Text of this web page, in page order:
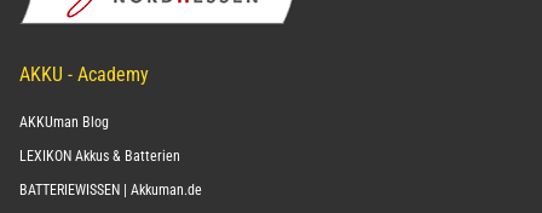
AKKU - Academy
AKKUman Blog
LEXIKON Akkus & Batterien
BATTERIEWISSEN | Akkuman.de